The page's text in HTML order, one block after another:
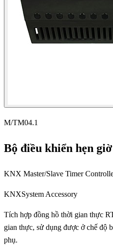
M/TM04.1
Bộ điều khiển hẹn
KNX Master/Slave Timer
KNXSystem Accessory
Tích hợp đồng hồ thời gian thực
gian thực, sử dụng được ở chế độ
phụ.